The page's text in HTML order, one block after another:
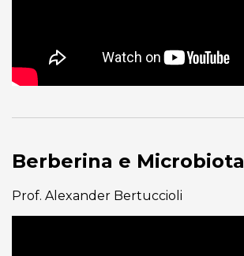
Berberina e Microbiota
Prof. Alexander Bertuccioli